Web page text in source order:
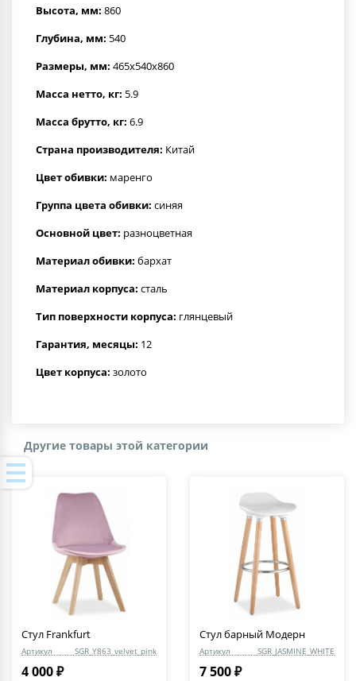
Высота, мм: 860
Глубина, мм: 540
Размеры, мм: 465x540x860
Масса нетто, кг: 5.9
Масса брутто, кг: 6.9
Страна производителя: Китай
Цвет обивки: маренго
Группа цвета обивки: синяя
Основной цвет: разноцветная
Материал обивки: бархат
Материал корпуса: сталь
Тип поверхности корпуса: глянцевый
Гарантия, месяцы: 12
Цвет корпуса: золото
Другие товары этой категории
Стул Frankfurt
Артикул SGR_Y863_velvet_pink
4 000 ₽
Стул барный Модерн
Артикул SGR_JASMINE_WHITE
7 500 ₽